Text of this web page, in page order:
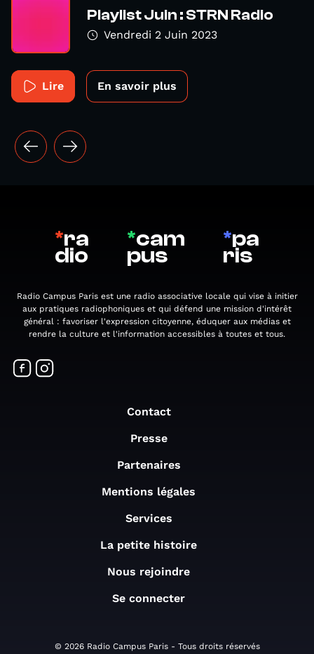
Playlist Juin : STRN Radio
Vendredi 2 Juin 2023
Lire En savoir plus
*ra
dio
*cam
pus
*pa
ris
Radio Campus Paris est une radio associative locale qui vise à initier
aux pratiques radiophoniques et qui défend une mission d'intérêt
général : favoriser l'expression citoyenne, éduquer aux médias et
rendre la culture et l'information accessibles à toutes et tous.
Contact
Presse
Partenaires
Mentions légales
Services
La petite histoire
Nous rejoindre
Se connecter
© 2026 Radio Campus Paris - Tous droits réservés